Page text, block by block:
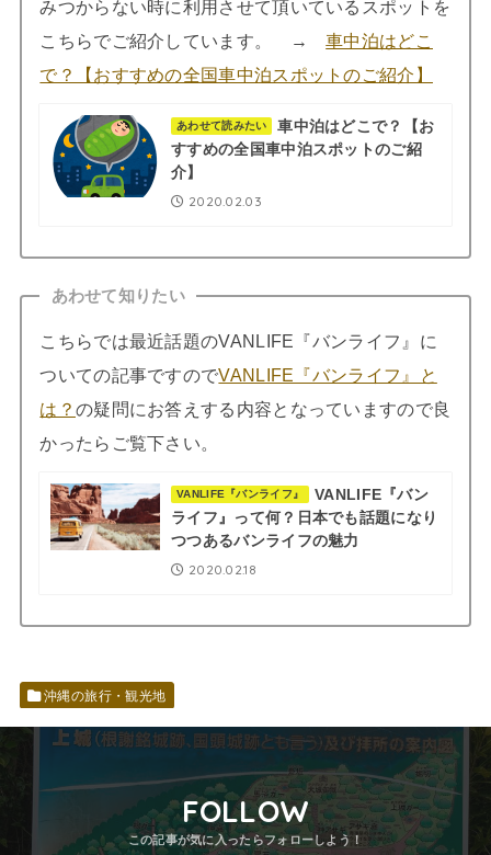
みつからない時に利用させて頂いているスポットを
こちらでご紹介しています。 →車中泊はどこ
で？【おすすめの全国車中泊スポットのご紹介】
あわせて読みたい
車中泊はどこで？【お
すすめの全国車中泊スポットのご紹
介】
2020.02.03
あわせて知りたい
こちらでは最近話題のVANLIFE『バンライフ』に
ついての記事ですのでVANLIFE『バンライフ』と
は？ の疑問にお答えする内容となっていますので良
かったらご覧下さい。
VANLIFE『バンライフ』
VANLIFE『バン
ライフ』って何？日本でも話題になり
つつあるバンライフの魅力
2020.02.18
沖縄の旅行・観光地
FOLLOW